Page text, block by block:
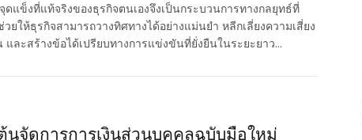
ดแข็งที่แท้จริงของธุรกิจตนเองจึงเป็นกระบวนการทางกลยุทธ์ที่
ยให้ธุรกิจสามารถวางทิศทางได้อย่างแม่นยำ หลีกเลี่ยงความเสี่ยง
และสร้างข้อได้เปรียบทางการแข่งขันที่ยั่งยืนในระยะยาว…
นจัดการการเงินส่วนบุคคลฉบับมือใหม่